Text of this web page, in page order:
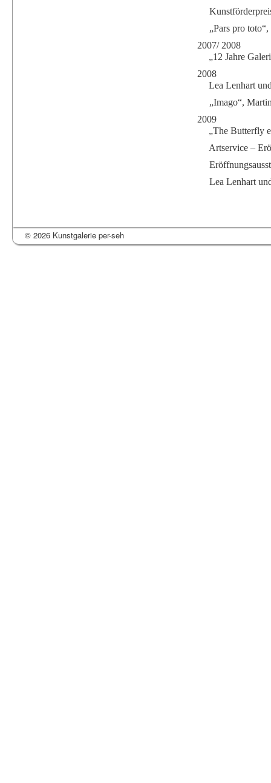
„Pars pro toto“,
2007/ 2008
„12 Jahre
2008
Lea Lenhart
„Imago“,
2009
„The Butterfly
Artservice –
Lea Lenhart
© 2026 Kunstgalerie per-seh